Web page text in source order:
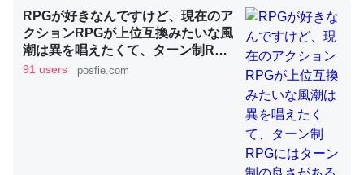
コオロギのカルシウム分はエビの600分の1程度。
─ニュース :: 【研究発表】昆虫学の大問題＝「昆虫はなぜ海にいな
いのか」に関する新仮説
論文では「淡水はカルシウムも酸素も不足してて両方に不
利だから両方が拮抗してるのでは」とあって面白い。海に
RPGが好きなんですけど、現在のア
クションRPGが上位互換みたいな風
潮は異を唱えたくて、ターン制RPG
にはターン制の良さがあると思って
91 users posfie.com